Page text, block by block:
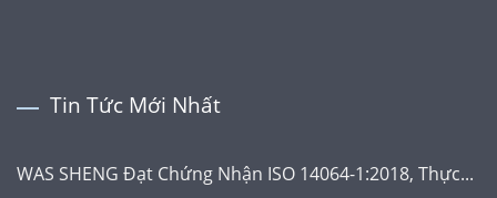
Tin Tức Mới Nhất
WAS SHENG Đạt Chứng Nhận ISO 14064-1:2018, Thực...